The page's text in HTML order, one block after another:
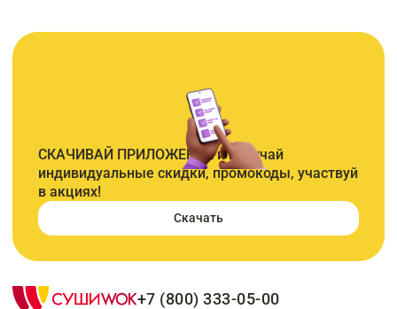
СКАЧИВАЙ ПРИЛОЖЕНИЕ и получай
индивидуальные скидки, промокоды, участвуй
в акциях!
Скачать
+7 (800) 333-05-00